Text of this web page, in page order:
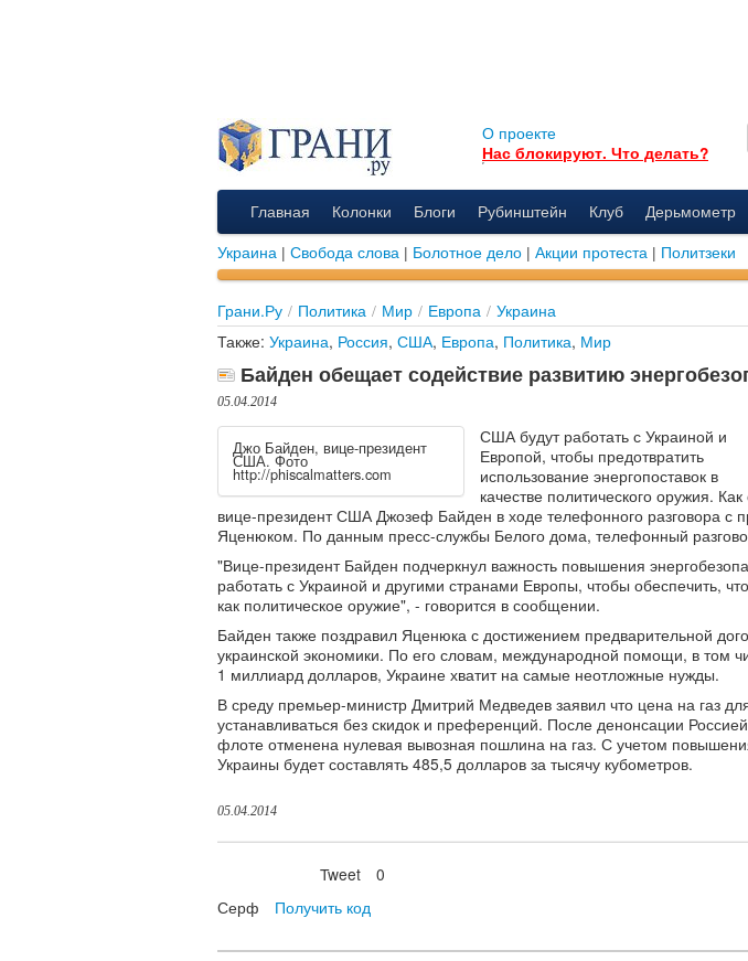
О проекте
Нас блокируют. Что делать?
Главная Колонки Блоги Рубинштейн Клуб Дерьмометр
Украина | Свобода слова | Болотное дело | Акции протеста | Политзеки
Грани.Ру / Политика / Мир / Европа / Украина
Также: Украина, Россия, США, Европа, Политика, Мир
Байден обещает содействие развитию
05.04.2014
Джо Байден, вице-президент
США. Фото
http://phiscalmatters.com
США будут работать с Украиной и
Европой, чтобы предотвратить
использование энергопоставок в
качестве политического оружия.
вице-президент США Джозеф Байден в ходе телефонного разговора с
Яценюком. По данным пресс-службы Белого дома, телефонный
"Вице-президент Байден подчеркнул важность повышения
работать с Украиной и другими странами Европы, чтобы обеспечить,
как политическое оружие", - говорится в сообщении.
Байден также поздравил Яценюка с достижением предварительной
украинской экономики. По его словам, международной помощи, в том
1 миллиард долларов, Украине хватит на самые неотложные нужды.
В среду премьер-министр Дмитрий Медведев заявил что цена на газ
устанавливаться без скидок и преференций. После денонсации
флоте отменена нулевая вывозная пошлина на газ. С учетом
Украины будет составлять 485,5 долларов за тысячу кубометров.
05.04.2014
Tweet
0
Серф
Получить код